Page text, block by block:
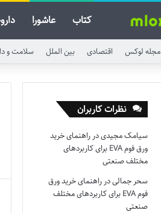
کتاب عاشورا
مجله لوکس اقتصادی بین الملل سلامت و
نظرات کاربران
سیامک مجیدیدرراهنمای خرید
ورق فوم EVA برای کاربردهای
مختلف صنعتی
سحر جمالیدرراهنمای خرید ورق
فوم EVA برای کاربردهای مختلف
صنعتی